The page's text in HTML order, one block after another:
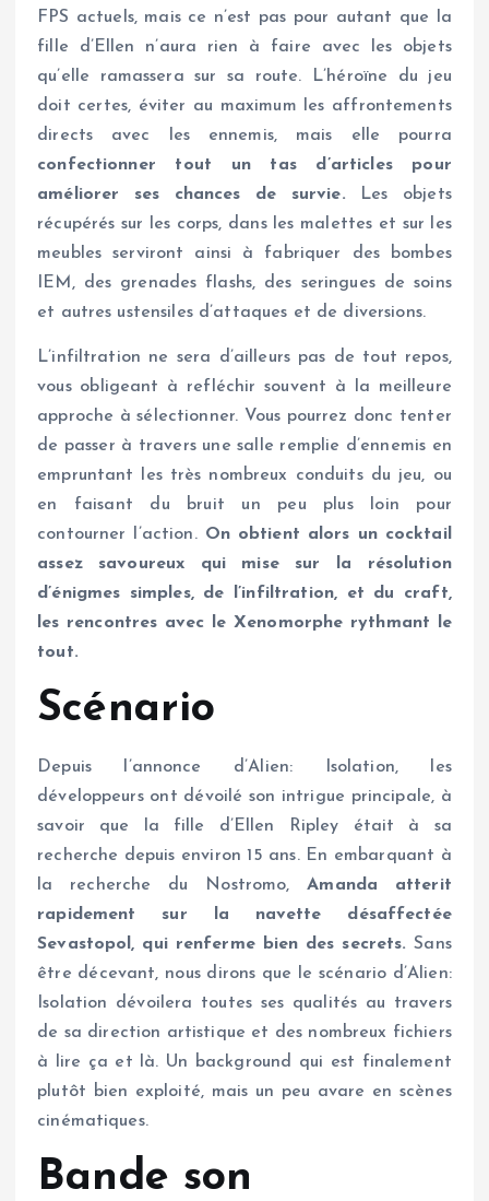
FPS actuels, mais ce n’est pas pour autant que la
fille d’Ellen n’aura rien à faire avec les objets
qu’elle ramassera sur sa route. L’héroïne du jeu
doit certes, éviter au maximum les affrontements
directs avec les ennemis, mais elle pourra
confectionner tout un tas d’articles pour
améliorer ses chances de survie.
Les objets
récupérés sur les corps, dans les malettes et sur les
meubles serviront ainsi à fabriquer des bombes
IEM, des grenades flashs, des seringues de soins
et autres ustensiles d’attaques et de diversions.
L’infiltration ne sera d’ailleurs pas de tout repos,
vous obligeant à refléchir souvent à la meilleure
approche à sélectionner. Vous pourrez donc tenter
de passer à travers une salle remplie d’ennemis en
empruntant les très nombreux conduits du jeu, ou
en faisant du bruit un peu plus loin pour
contourner l’action. On obtient alors un cocktail
assez savoureux qui mise sur la résolution
d’énigmes simples, de l’infiltration, et du craft,
les rencontres avec le Xenomorphe rythmant le
tout.
Scénario
Depuis l’annonce d’Alien: Isolation, les
développeurs ont dévoilé son intrigue principale, à
savoir que la fille d’Ellen Ripley était à sa
recherche depuis environ 15 ans. En embarquant à
la recherche du Nostromo,Amanda atterit
rapidement sur la navette désaffectée
Sevastopol, qui renferme bien des secrets. Sans
être décevant, nous dirons que le scénario d’Alien:
Isolation dévoilera toutes ses qualités au travers
de sa direction artistique et des nombreux fichiers
à lire ça et là. Un background qui est finalement
plutôt bien exploité, mais un peu avare en scènes
cinématiques.
Bande son